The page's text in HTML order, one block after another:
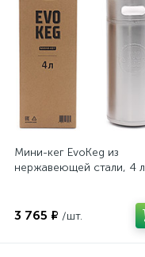
Мини-кег EvoKeg из
нержавеющей стали, 4 л
3 765 ₽ /шт.